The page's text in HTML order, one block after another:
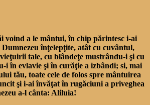
voind a le mântui, în chip părintesc i-ai
înţelepţite, atât cu cuvântul,
tale, cu blândeţe mustrându-i şi cu
i în evlavie şi în curăţie a izbândi; si, mai
tău, toate cele de folos spre mântuirea
şi i-ai învăţat în rugăciuni a priveghea
a-l cânta: Aliluia!